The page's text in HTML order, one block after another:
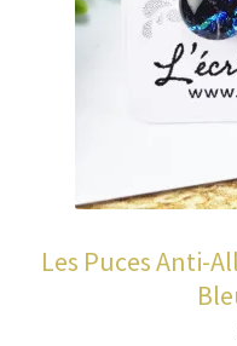
Les Puces Anti-